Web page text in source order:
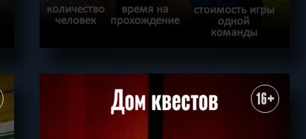
количество
человек
время на
прохождение
стоимость игры
одной
команды
ХОЧУ ПРОЙТИ | КВЕСТ ПРОЙДЕН 16+